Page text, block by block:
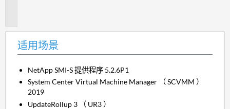
适用场景
NetApp SMI-S 提供程序 5.2.6P1
System Center Virtual Machine Manager （ SCVMM ）
2019
UpdateRollup 3 （ UR3 ）